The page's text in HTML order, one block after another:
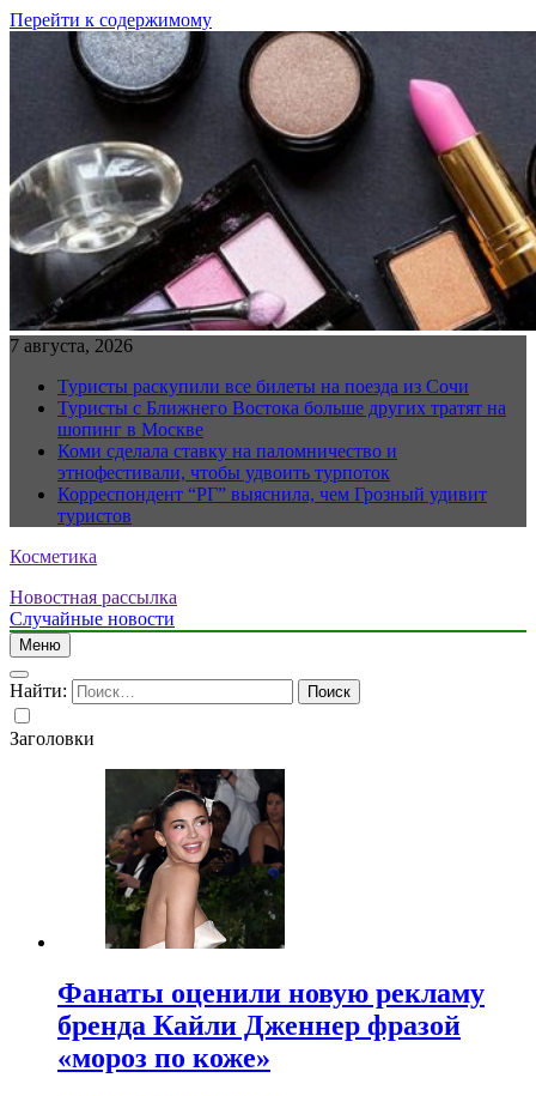
Перейти к содержимому
7 августа, 2026
Туристы раскупили все билеты на поезда из Сочи
Туристы с Ближнего Востока больше других тратят на
шопинг в Москве
Коми сделала ставку на паломничество и
этнофестивали, чтобы удвоить турпоток
Корреспондент “РГ” выяснила, чем Грозный удивит
туристов
Косметика
Новостная рассылка
Случайные новости
Меню
Найти:
Заголовки
Фанаты оценили новую рекламу
бренда Кайли Дженнер фразой
«мороз по коже»